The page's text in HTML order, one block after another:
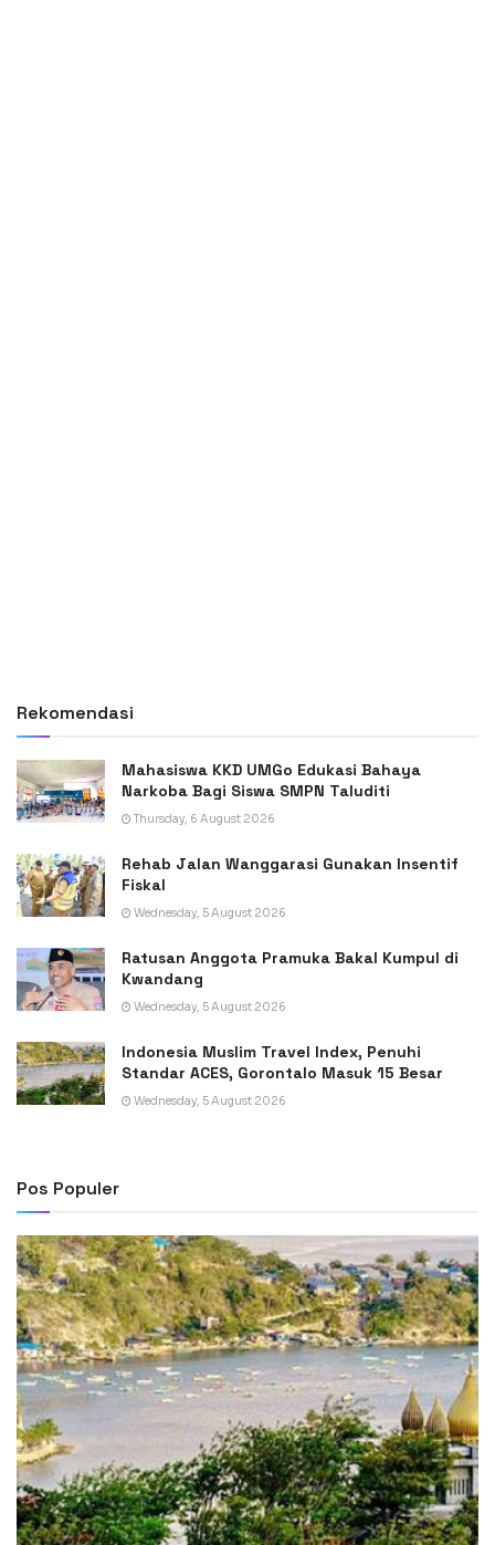
Rekomendasi
Mahasiswa KKD UMGo Edukasi Bahaya
Narkoba Bagi Siswa SMPN Taluditi
Thursday, 6 August 2026
Rehab Jalan Wanggarasi Gunakan Insentif
Fiskal
Wednesday, 5 August 2026
Ratusan Anggota Pramuka Bakal Kumpul di
Kwandang
Wednesday, 5 August 2026
Indonesia Muslim Travel Index, Penuhi
Standar ACES, Gorontalo Masuk 15 Besar
Wednesday, 5 August 2026
Pos Populer